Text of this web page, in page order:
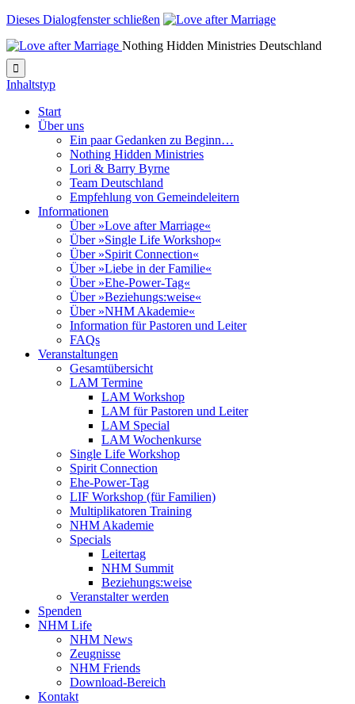
Dieses Dialogfenster schließen
Nothing Hidden Ministries Deutschland

Inhaltstyp
Start
Über uns
Ein paar Gedanken zu Beginn…
Nothing Hidden Ministries
Lori & Barry Byrne
Team Deutschland
Empfehlung von Gemeindeleitern
Informationen
Über »Love after Marriage«
Über »Single Life Workshop«
Über »Spirit Connection«
Über »Liebe in der Familie«
Über »Ehe-Power-Tag«
Über »Beziehungs:weise«
Über »NHM Akademie«
Information für Pastoren und Leiter
FAQs
Veranstaltungen
Gesamtübersicht
LAM Termine
LAM Workshop
LAM für Pastoren und Leiter
LAM Special
LAM Wochenkurse
Single Life Workshop
Spirit Connection
Ehe-Power-Tag
LIF Workshop (für Familien)
Multiplikatoren Training
NHM Akademie
Specials
Leitertag
NHM Summit
Beziehungs:weise
Veranstalter werden
Spenden
NHM Life
NHM News
Zeugnisse
NHM Friends
Download-Bereich
Kontakt